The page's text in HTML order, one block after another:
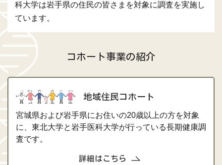
科大学は岩手県の住民の皆さまを対象に調査を実施し
ています。
コホート事業の紹介
地域住民コホート
宮城県および岩手県にお住いの20歳以上の方を対象
に、東北大学と岩手医科大学が行っている長期健康調
査です。
詳細はこちら